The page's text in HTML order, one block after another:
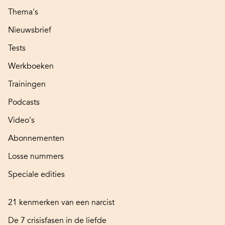
Thema's
Nieuwsbrief
Tests
Werkboeken
Trainingen
Podcasts
Video's
Abonnementen
Losse nummers
Speciale edities
21 kenmerken van een narcist
De 7 crisisfasen in de liefde